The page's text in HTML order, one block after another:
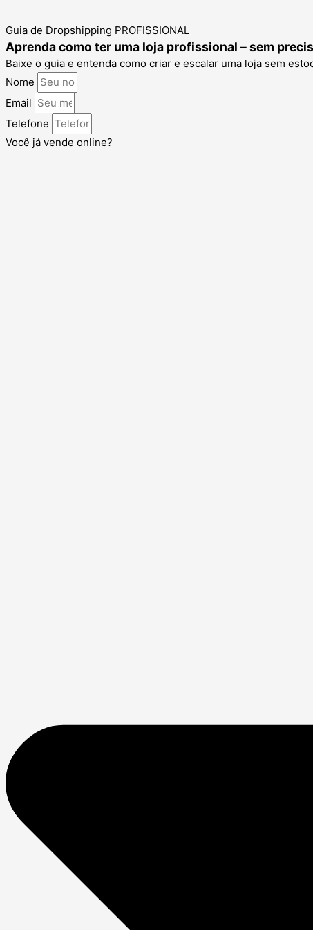
Guia de Dropshipping PROFISSIONAL
Aprenda como ter uma loja profissional – sem
Baixe o guia e entenda como criar e escalar uma loja sem
Nome
Email
Telefone
Você já vende online?